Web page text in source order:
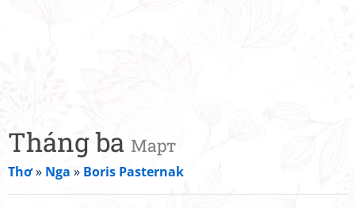
Tháng ba Март
Thơ» Nga » Boris Pasternak